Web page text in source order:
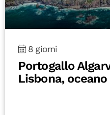
8 giorni
Portogallo
Lisbona,